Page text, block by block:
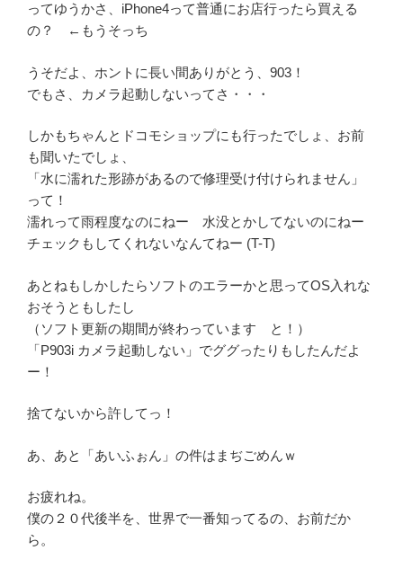
ってゆうかさ、iPhone4って普通にお店行ったら買える
の？ ←もうそっち
うそだよ、ホントに長い間ありがとう、903！
でもさ、カメラ起動しないってさ・・・
しかもちゃんとドコモショップにも行ったでしょ、お前
も聞いたでしょ、
「水に濡れた形跡があるので修理受け付けられません」
って！
濡れって雨程度なのにねー 水没とかしてないのにねー
チェックもしてくれないなんてねー (T-T)
あとねもしかしたらソフトのエラーかと思ってOS入れな
おそうともしたし
（ソフト更新の期間が終わっています と！）
「P903i カメラ起動しない」でググったりもしたんだよ
ー！
捨てないから許してっ！
あ、あと「あいふぉん」の件はまぢごめんｗ
お疲れね。
僕の２０代後半を、世界で一番知ってるの、お前だか
ら。